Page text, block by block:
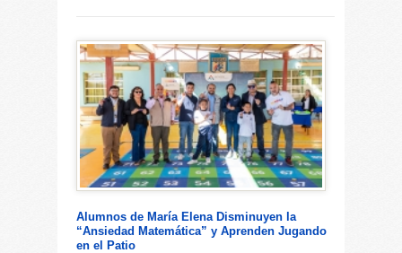
Alumnos de María Elena Disminuyen la
“Ansiedad Matemática” y Aprenden Jugando
en el Patio